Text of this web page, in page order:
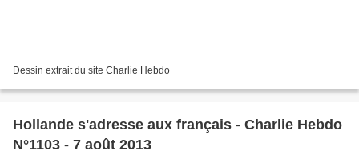
Dessin extrait du site Charlie Hebdo
Hollande s'adresse aux français - Charlie Hebdo
N°1103 - 7 août 2013